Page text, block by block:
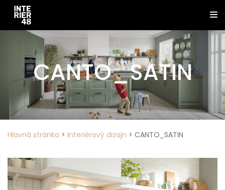
CANTO_SATIN
Hlavná stránka > Interiérový dizajn > CANTO_SATIN